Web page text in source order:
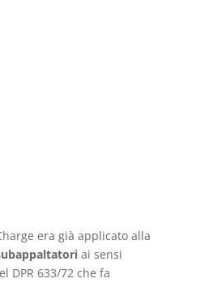
era già applicato alla
ai sensi
DPR 633/72 che fa